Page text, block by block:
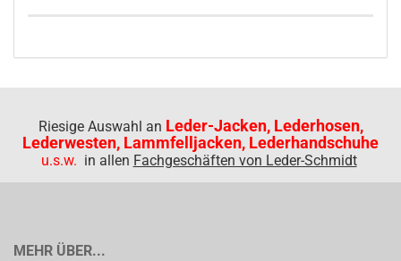
Riesige Auswahl an Leder-Jacken, Lederhosen,
Lederwesten, Lammfelljacken, Lederhandschuhe
u.s.w. in allen Fachgeschäften von Leder-Schmidt
MEHR ÜBER...